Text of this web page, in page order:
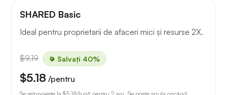
SHARED Basic
Ideal pentru proprietarii de afaceri mici și resurse 2X.
$9.19 Salvați 40%
$5.18 /pentru